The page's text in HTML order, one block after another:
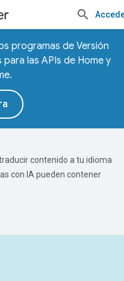
programas de Versión
las APIs de Home y
contenido a tu idioma
con IA pueden contener